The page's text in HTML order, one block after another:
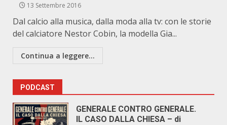
13 Settembre 2016
Dal calcio alla musica, dalla moda alla tv: con le storie
del calciatore Nestor Cobin, la modella Gia...
Continua a leggere...
PODCAST
GENERALE CONTRO GENERALE.
IL CASO DALLA CHIESA – di